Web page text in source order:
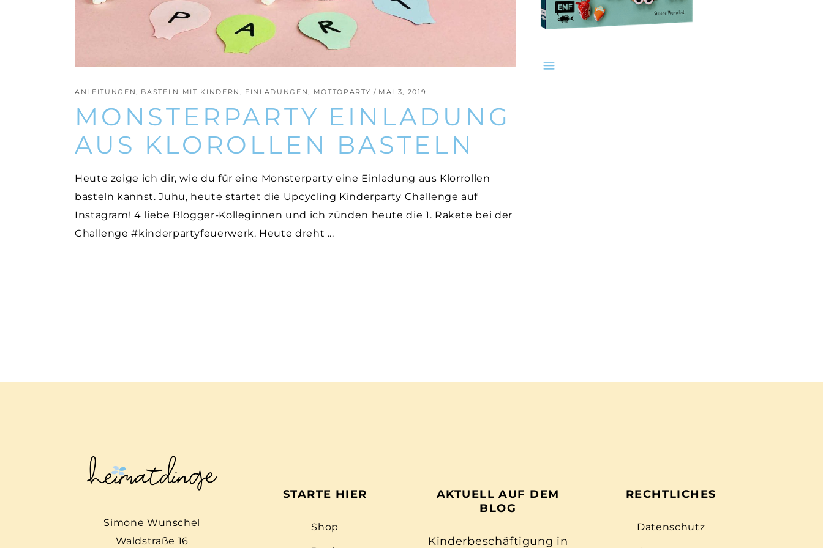
ANLEITUNGEN BASTELN MIT KINDERN EINLADUNGEN MOTTOPARTY MAI 3, 2019
MONSTERPARTY EINLADUNG
AUS KLOROLLEN BASTELN
Heute zeige ich dir, wie du für eine Monsterparty eine Einladung aus Klorrollen
basteln kannst. Juhu, heute startet die Upcycling Kinderparty Challenge auf
Instagram! 4 liebe Blogger-Kolleginnen und ich zünden heute die 1. Rakete bei der
Challenge #kinderpartyfeuerwerk. Heute dreht
Simone Wunschel
Waldstraße 16
STARTE HIER
Shop
AKTUELL AUF DEM
BLOG
Kinderbeschäftigung in
RECHTLICHES
Datenschutz